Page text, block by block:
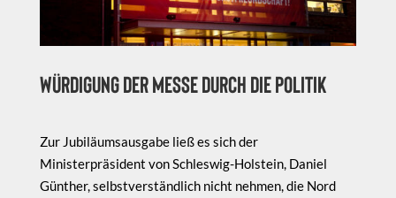
Würdigung der Messe durch die Politik
Zur Jubiläumsausgabe ließ es sich der
Ministerpräsident von Schleswig-Holstein, Daniel
Günther, selbstverständlich nicht nehmen, die Nord